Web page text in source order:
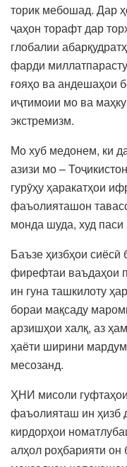
торик мебошад. Дар
ҷаҳон торафт дар
глобалии
фарди
ғояҳо ва андешаҳои
иҷтимоии мо ва
экстремизм.
Мо хуб медонем, ки
азизи мо –
гурӯҳу ҳаракатҳои
фаъолияташон
монда шуда, худ
Баъзе ҳизбҳои
фирефтаи ваъдаҳои
ин гуна ташкилоту
бораи мақсаду
арзишҳои халқ, аз
ҳаёти ширини
месозанд.
ҲНИ мисоли
фаъолияташ ин ҳизб
кирдорҳои
алҳол роҳбарияти